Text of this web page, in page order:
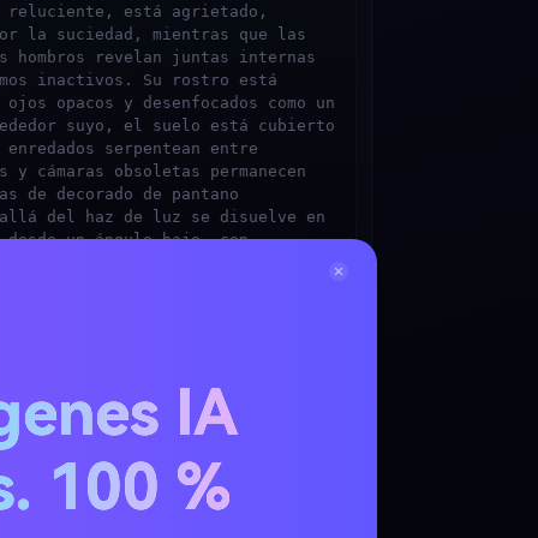
reluciente, está agrietado,
la suciedad, mientras que las
hombros revelan juntas internas
inactivos. Su rostro está
opacos y desenfocados como un
suyo, el suelo está cubierto
serpentean entre
cámaras obsoletas permanecen
de decorado de pantano
allá del haz de luz se disuelve en
un ángulo bajo, con
de rostro.
IA
100 %